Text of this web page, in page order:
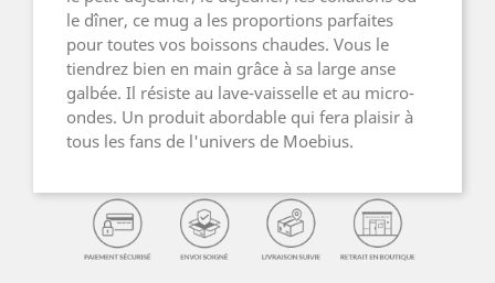
le dîner, ce mug a les proportions parfaites
pour toutes vos boissons chaudes. Vous le
tiendrez bien en main grâce à sa large anse
galbée. Il résiste au lave-vaisselle et au micro-
ondes. Un produit abordable qui fera plaisir à
tous les fans de l'univers de Moebius.